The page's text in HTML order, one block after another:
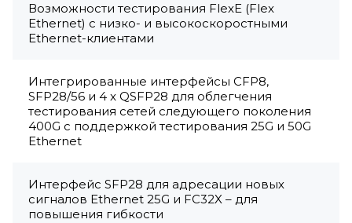
Возможности тестирования FlexE (Flex
Ethernet) с низко- и высокоскоростными
Ethernet-клиентами
Интегрированные интерфейсы CFP8,
SFP28/56 и 4 x QSFP28 для облегчения
тестирования сетей следующего поколения
400G с поддержкой тестирования 25G и 50G
Ethernet
Интерфейс SFP28 для адресации новых
сигналов Ethernet 25G и FC32X – для
повышения гибкости